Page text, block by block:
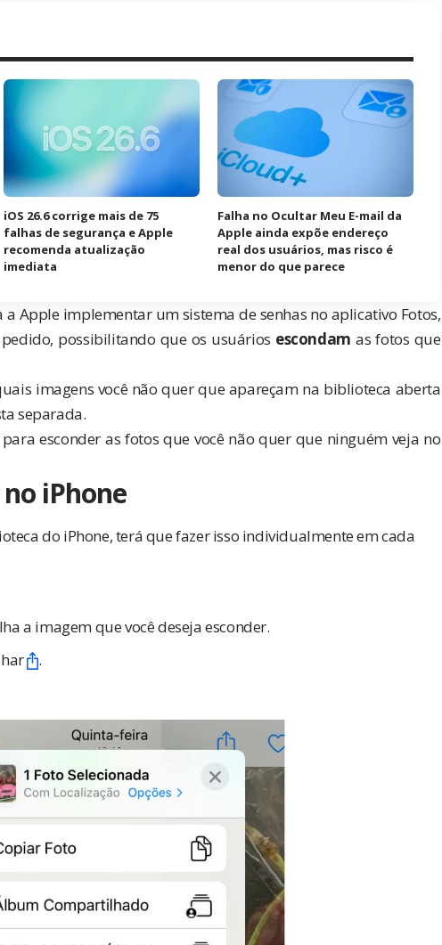
iOS 26.6 corrige mais de 75
falhas de segurança e Apple
recomenda atualização
imediata
Falha no Ocultar Meu E-mail da
Apple ainda expõe endereço
real dos usuários, mas risco é
menor do que parece
a Appleimplementar um sistema de senhas no aplicativo Fotos,
possibilitando que os usuários escondam as fotos que
imagens você não quer que apareçam na biblioteca aberta
separada.
esconder as fotos que você não quer que ninguém veja no
iPhone
do iPhone, terá que fazer isso individualmente em cada
a imagem que você deseja esconder.
.